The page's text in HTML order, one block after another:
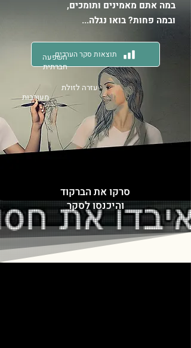
במה אתם מאמינים ותומכים,
ובמה פחות?בואו נגלה...
תוצאות סקר הערכים
עזרה לזולת
מעורבות
סרקו את הברקוד
והיכנסו לסקר
השפעה
חברתית